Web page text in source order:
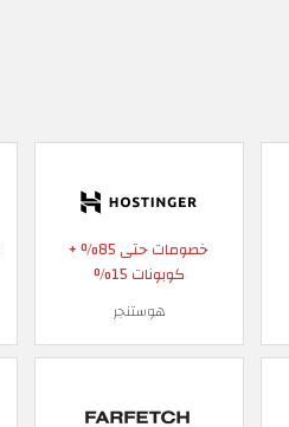
خصومات حتى 85% +
كوبونات 15%
هوستنجر